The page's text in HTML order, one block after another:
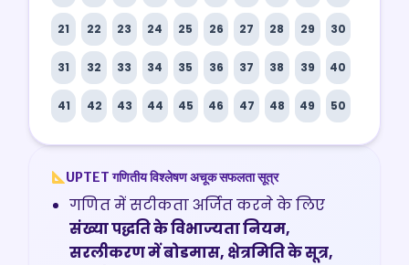
21 22 23 24 25 26 27 28 29 30
31 32 33 34 35 36 37 38 39 40
41 42 43 44 45 46 47 48 49 50
UPTET गणितीय विश्लेषण अचूक सफलता सूत्र
गणित में सटीकता अर्जित करने के लिए
संख्या पद्धति के विभाज्यता नियम,
सरलीकरण में बोडमास, क्षेत्रमिति के सूत्र,